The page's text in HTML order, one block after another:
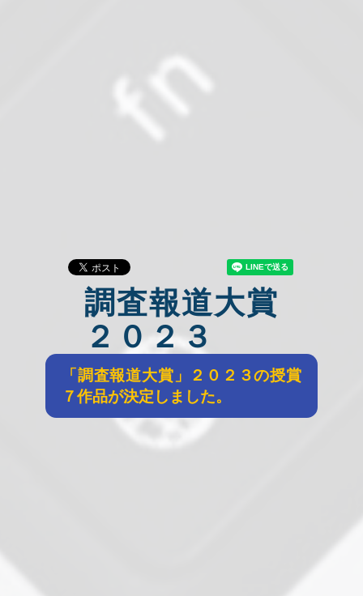
調査報道大賞
２０２３
「調査報道大賞」２０２３の授賞
７作品が決定しました。